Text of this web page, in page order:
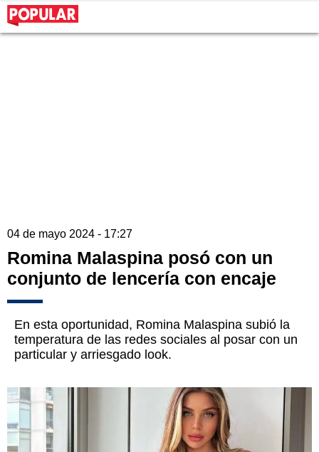
04 de mayo 2024 - 17:27
Romina Malaspina posó con un
conjunto de lencería con encaje
En esta oportunidad, Romina Malaspina subió la
temperatura de las redes sociales al posar con un
particular y arriesgado look.